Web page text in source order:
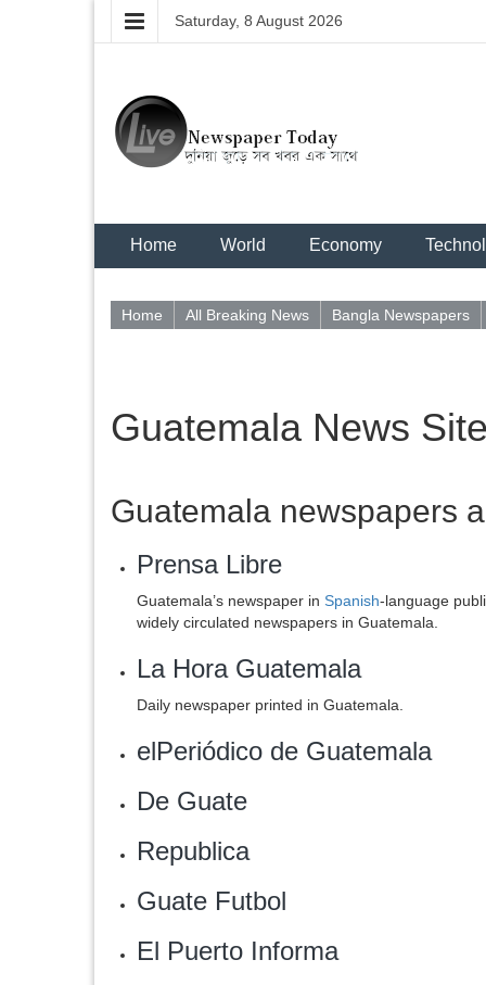
Saturday, 8 August 2026
Home World Economy
Home All Breaking News Bangla Newspapers
Guatemala News
Guatemala newspapers
Prensa Libre
Guatemala’s newspaper in Spanish-language
widely circulated newspapers in Guatemala.
La Hora Guatemala
Daily newspaper printed in Guatemala.
elPeriódico de Guatemala
De Guate
Republica‎
Guate Futbol‎
‎El Puerto Informa